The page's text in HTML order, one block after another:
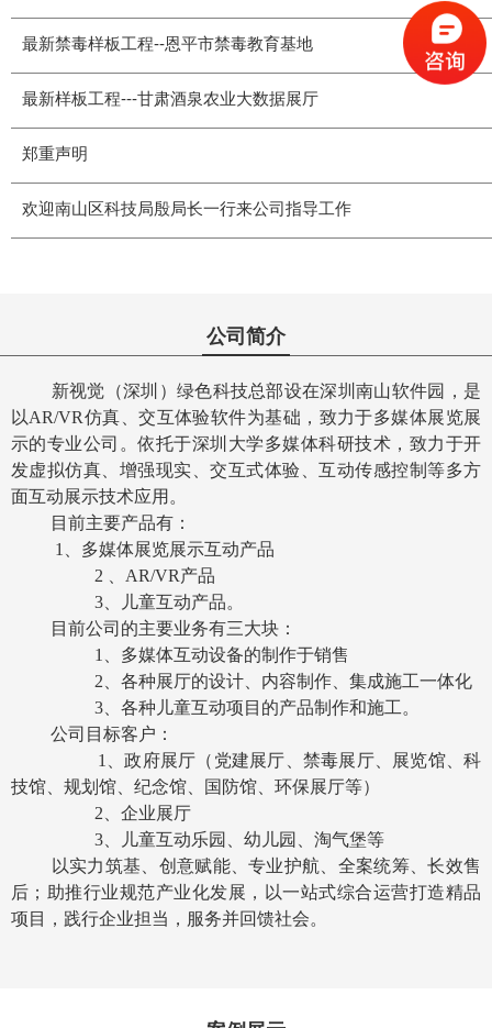
最新禁毒样板工程--恩平市禁毒教育基地
最新样板工程---甘肃酒泉农业大数据展厅
郑重声明
欢迎南山区科技局殷局长一行来公司指导工作
公司简介
新视觉（深圳）绿色科技总部设在深圳南山软件园，是
以AR/VR仿真、交互体验软件为基础，致力于多媒体展览展
示的专业公司。依托于深圳大学多媒体科研技术，致力于开
发虚拟仿真、增强现实、交互式体验、互动传感控制等多方
面互动展示技术应用。
目前主要产品有：
1
、多媒体展览展示互动产品
2
AR/VR产品
3 、儿童互动产品。
目前公司的主要业务有三大块：
1
、多媒体互动设备的制作于销售
2 、各种展厅的设计、内容制作、集成施工一体化
3 、各种儿童互动项目的产品制作和施工。
公司目标客户：
1
、政府展厅（党建展厅、禁毒展厅、展览馆、科
技馆、规划馆、纪念馆、国防馆、环保展厅等）
2 、企业展厅
3 、儿童互动乐园、幼儿园、淘气堡等
以实力筑基、创意赋能、专业护航、全案统筹、长效售
后；助推行业规范产业化发展，以一站式综合运营打造精品
项目，践行企业担当，服务并回馈社会。